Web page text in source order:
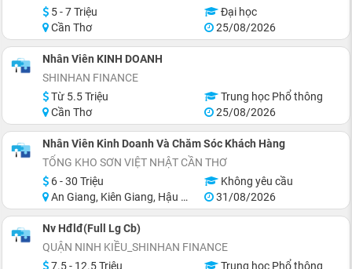
5 - 7 Triệu
Đại học
Cần Thơ
25/08/2026
Nhân Viên KINH DOANH
SHINHAN FINANCE
Từ 5.5 Triệu
Trung học Phổ thông
Cần Thơ
25/08/2026
Nhân Viên Kinh Doanh Và Chăm Sóc Khách Hàng
TỔNG KHO SƠN VIỆT NHẬT CẦN THƠ
6 - 30 Triệu
Không yêu cầu
An Giang, Kiên Giang, Hậu Giang, Sóc Trăng, Bạc Liêu, Cà Mau
31/08/2026
Nv Hđlđ(Full Lg Cb)
QUẬN NINH KIỀU_SHINHAN FINANCE
7.5 - 12.5 Triệu
Trung học Phổ thông